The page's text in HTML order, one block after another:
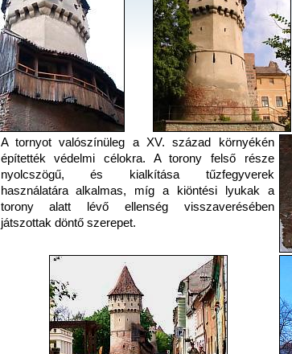
A tornyot valószínüleg a XV. század környékén
építették védelmi célokra. A torony felső része
nyolcszögű, és kialkítása tűzfegyverek
használatára alkalmas, míg a kiöntési lyukak a
torony alatt lévő ellenség visszaverésében
játszottak döntő szerepet.